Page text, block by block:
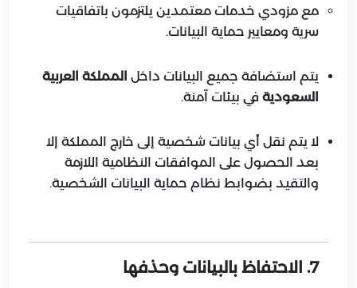
مع مزودي خدمات معتمدين يلتزمون باتفاقيات
سرية ومعايير حماية البيانات.
يتم استضافة جميع البيانات داخل المملكة العربية
السعودية في بيئات آمنة.
لا يتم نقل أي بيانات شخصية إلى خارج المملكة إلا
بعد الحصول على الموافقات النظامية اللازمة
والتقيد بضوابط نظام حماية البيانات الشخصية.
7. الاحتفاظ بالبيانات وحذفها